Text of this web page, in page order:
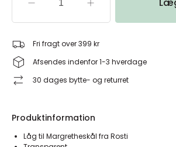
Fri fragt over 399 kr
Afsendes indenfor 1-3 hverdage
30 dages bytte- og returret
Produktinformation
Låg til Margretheskål fra Rosti